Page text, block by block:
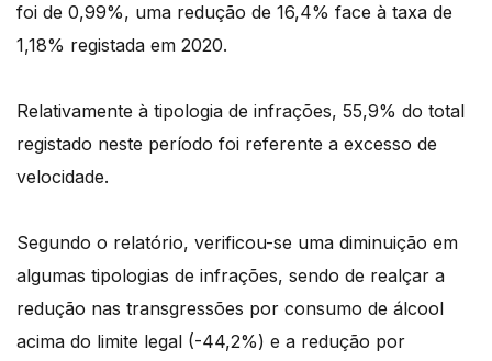
foi de 0,99%, uma redução de 16,4% face à taxa de
1,18% registada em 2020.
Relativamente à tipologia de infrações, 55,9% do total
registado neste período foi referente a excesso de
velocidade.
Segundo o relatório, verificou-se uma diminuição em
algumas tipologias de infrações, sendo de realçar a
redução nas transgressões por consumo de álcool
acima do limite legal (-44,2%) e a redução por